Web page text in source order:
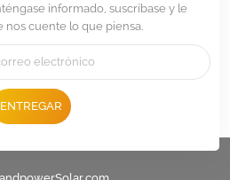
informado, suscríbase y le
nos cuente lo que piensa.
ENTREGAR